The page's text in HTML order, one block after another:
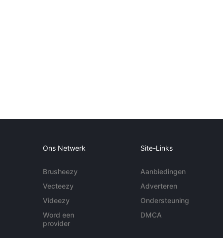
Ons Netwerk
Brusheezy
Vecteezy
Videezy
Word een
provider
Site-Links
Aanbiedingen
Adverteren
Ondersteuning
DMCA